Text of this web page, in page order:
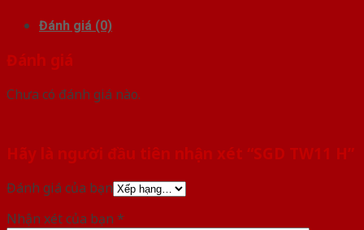
Đánh giá (0)
Đánh giá
Chưa có đánh giá nào.
Hãy là người đầu tiên nhận xét “SGD TW11 H”
Đánh giá của bạn
Nhận xét của bạn *